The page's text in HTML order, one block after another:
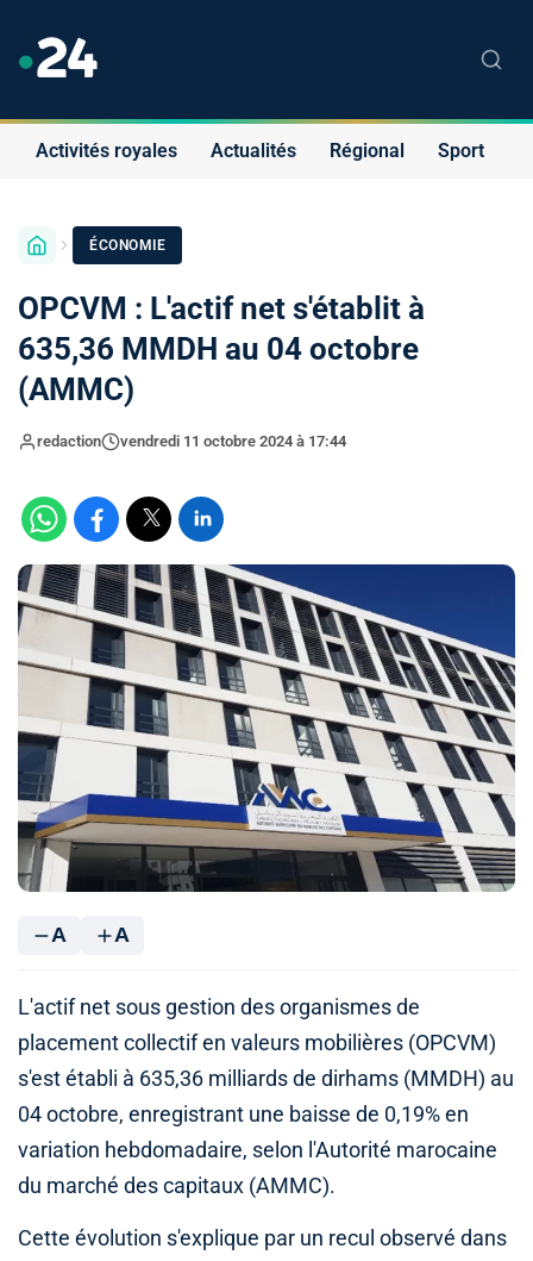
Activités royales Actualités Régional Sport
ÉCONOMIE
OPCVM : L'actif net s'établit à
635,36 MMDH au 04 octobre
(AMMC)
redaction vendredi 11 octobre 2024 à 17:44
A A
L'actif net sous gestion des organismes de
placement collectif en valeurs mobilières (OPCVM)
s'est établi à 635,36 milliards de dirhams (MMDH) au
04 octobre, enregistrant une baisse de 0,19% en
variation hebdomadaire, selon l'Autorité marocaine
du marché des capitaux (AMMC).
Cette évolution s'explique par un recul observé dans